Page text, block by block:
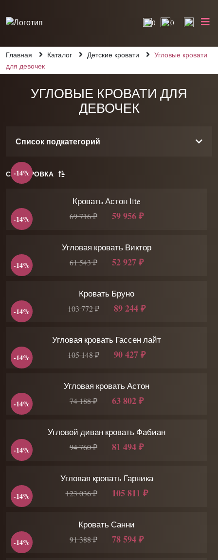
0 0
Главная Каталог Детские кровати
Угловые кровати
для девочек
УГЛОВЫЕ КРОВАТИ ДЛЯ
ДЕВОЧЕК
Список подкатегорий
СОРТИРОВКА
-14%
Кровать Астон lite
69 716 ₽ 59 956 ₽
-14%
Угловая кровать Виктор
61 543 ₽ 52 927 ₽
-14%
Кровать Бруно
103 772 ₽ 89 244 ₽
-14%
Угловая кровать Гассен лайт
105 148 ₽ 90 427 ₽
-14%
Угловая кровать Астон
74 188 ₽ 63 802 ₽
-14%
Угловой диван кровать Фабиан
94 760 ₽ 81 494 ₽
-14%
Угловая кровать Гарника
123 036 ₽ 105 811 ₽
-14%
Кровать Санни
91 388 ₽ 78 594 ₽
-14%